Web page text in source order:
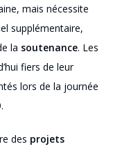
mais nécessite
supplémentaire,
la soutenance. Les
fiers de leur
lors de la journée
des projets